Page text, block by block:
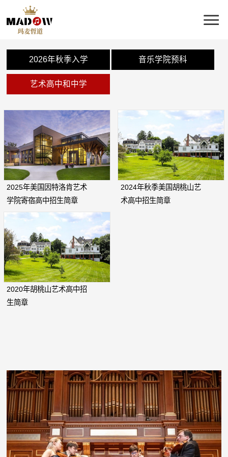
2026年秋季入学 音乐学院预科
艺术高中和中学
2025年美国因特洛肯艺术
学院寄宿高中招生简章
2024年秋季美国胡桃山艺
术高中招生简章
2020年胡桃山艺术高中招
生简章